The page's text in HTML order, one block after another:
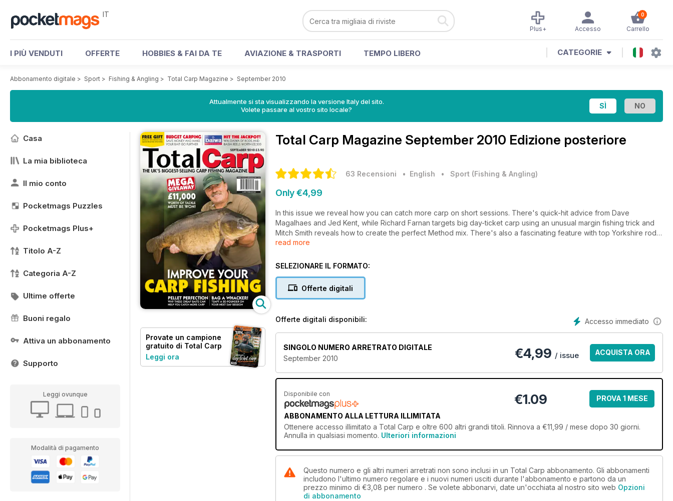
IT 0
Carrello
Accesso
Plus+
I PIÙ VENDUTI OFFERTE HOBBIES & FAI DA TE AVIAZIONE & TRASPORTI TEMPO LIBERO CATEGORIE
Abbonamento digitale > Sport > Fishing & Angling > Total Carp Magazine > September 2010
Attualmente si sta visualizzando la versione Italy del sito.
Volete passare al vostro sito locale?
Casa
La mia biblioteca
Il mio conto
Pocketmags Puzzles
Pocketmags Plus+
Titolo A-Z
Categoria A-Z
Ultime offerte
Buoni regalo
Attiva un abbonamento
Supporto
Leggi ovunque
Modalità di pagamento
Provate un campione
gratuito di Total Carp
Leggi ora
Total Carp Magazine September 2010 Edizione posteriore
63 Recensioni • English • Sport (Fishing & Angling)
Only €4,99
In this issue we reveal how you can catch more carp on short sessions. There's quick-hit advice from Dave
Magalhaes and Jed Kent, while Richard Farnan targets big day-ticket carp using an unusual margin fishing trick and
Mitch Smith reveals how to create the perfect Method mix. There's also a fascinating feature with top Yorkshire rod
Steve Blow? who demonstrates why pellets could be the key to your best-ever session.
read more
SELEZIONARE IL FORMATO:
Offerte digitali
Accesso immediato
Offerte digitali disponibili:
SINGOLO NUMERO ARRETRATO DIGITALE
September 2010
€4,99 / issue ACQUISTA ORA
Disponibile con
ABBONAMENTO ALLA LETTURA ILLIMITATA
€1.09 PROVA 1 MESE
Ottenere accesso illimitato a Total Carp e oltre 600 altri grandi titoli. Rinnova a €11,99 / mese dopo 30 giorni.
Annulla in qualsiasi momento. Ulteriori informazioni
Questo numero e gli altri numeri arretrati non sono inclusi in un Total Carp abbonamento. Gli abbonamenti
includono l'ultimo numero regolare e i nuovi numeri usciti durante l'abbonamento e partono da un
prezzo minimo di €3,08 per numero . Se volete abbonarvi, date un'occhiata al nostro sito web Opzioni
di abbonamento